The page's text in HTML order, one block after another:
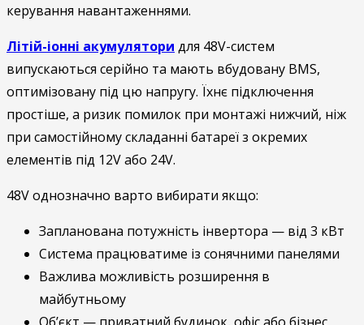
керування навантаженнями.
Літій-іонні акумулятори для 48V-систем
випускаються серійно та мають вбудовану BMS,
оптимізовану під цю напругу. Їхнє підключення
простіше, а ризик помилок при монтажі нижчий, ніж
при самостійному складанні батареї з окремих
елементів під 12V або 24V.
48V однозначно варто вибирати якщо:
Запланована потужність інвертора — від 3 кВт
Система працюватиме із сонячними панелями
Важлива можливість розширення в
майбутньому